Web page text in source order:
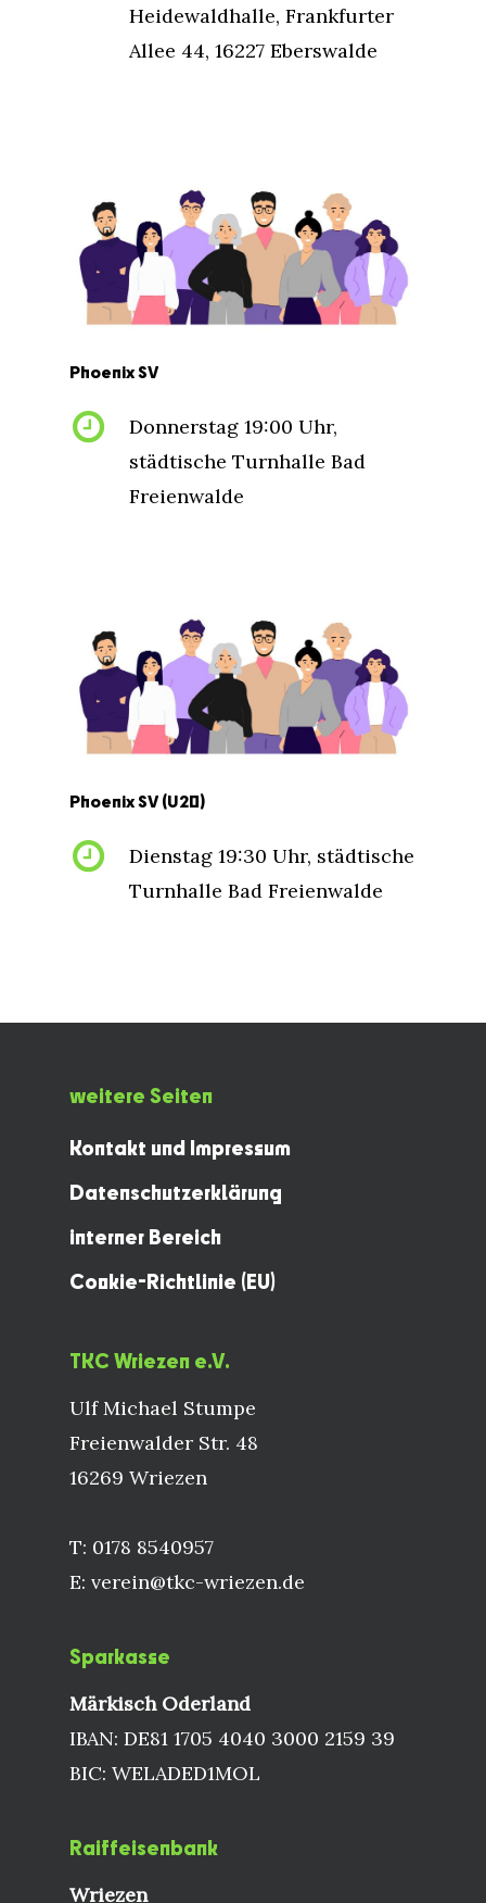
Heidewaldhalle, Frankfurter
Allee 44, 16227 Eberswalde
PhoenixSV
Donnerstag 19:00 Uhr,
städtische Turnhalle Bad
Freienwalde
PhoenixSV (U20)
Dienstag 19:30 Uhr, städtische
Turnhalle Bad Freienwalde
weitere Seiten
Kontakt und Impressum
Datenschutzerklärung
interner Bereich
Cookie-Richtlinie (EU)
TKC Wriezen e.V.
Ulf Michael Stumpe
Freienwalder Str. 48
16269 Wriezen
T: 0178 8540957
E: verein@tkc-wriezen.de
Sparkasse
Märkisch Oderland
IBAN: DE81 1705 4040 3000 2159 39
BIC: WELADED1MOL
Raiffeisenbank
Wriezen